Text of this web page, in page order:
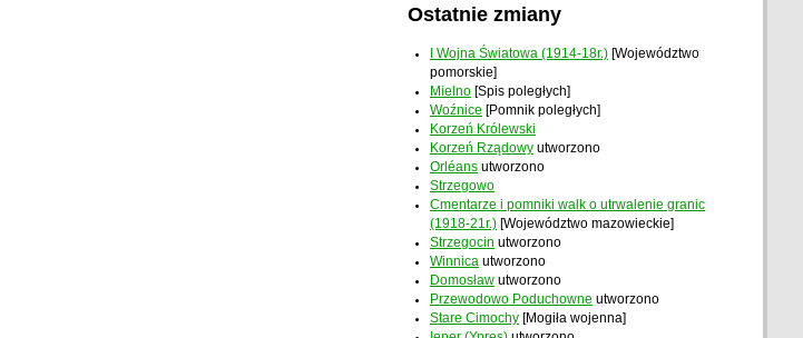
Ostatnie zmiany
I Wojna Światowa (1914-18r.) [Województwo
pomorskie]
Mielno [Spis poległych]
Woźnice [Pomnik poległych]
Korzeń Królewski
Korzeń Rządowy utworzono
Orléans utworzono
Strzegowo
Cmentarze i pomniki walk o utrwalenie granic
(1918-21r.) [Województwo mazowieckie]
Strzegocin utworzono
Winnica utworzono
Domosław utworzono
Przewodowo Poduchowne utworzono
Stare Cimochy [Mogiła wojenna]